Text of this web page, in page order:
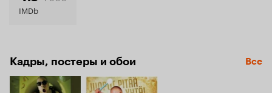
IMDb
Кадры, постеры и обои Все